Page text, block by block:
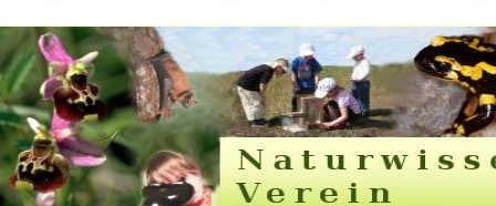
Direkt
zum
Inhalt
|
Interna